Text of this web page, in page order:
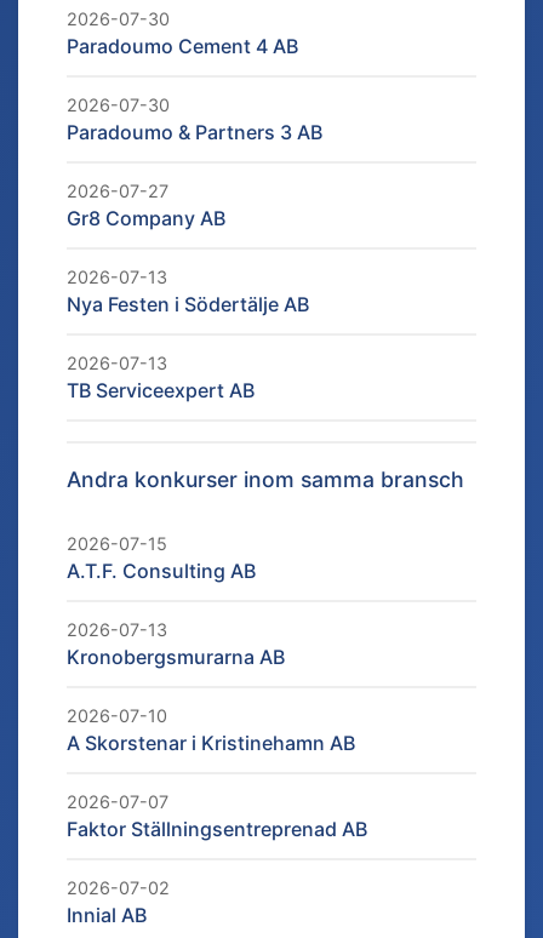
2026-07-30
Paradoumo Cement 4 AB
2026-07-30
Paradoumo & Partners 3 AB
2026-07-27
Gr8 Company AB
2026-07-13
Nya Festen i Södertälje AB
2026-07-13
TB Serviceexpert AB
Andra konkurser inom samma bransch
2026-07-15
A.T.F. Consulting AB
2026-07-13
Kronobergsmurarna AB
2026-07-10
A Skorstenar i Kristinehamn AB
2026-07-07
Faktor Ställningsentreprenad AB
2026-07-02
Innial AB